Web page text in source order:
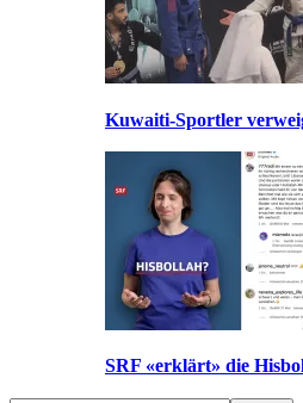
Kuwaiti-Sportler
SRF «erklärt» die